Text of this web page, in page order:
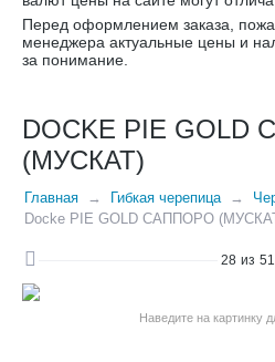
Перед оформлением заказа,
менеджера актуальные цены и
за понимание.
DOCKE PIE
(МУСКАТ)
Главная Гибкая черепица
Docke PIE GOLD САППОРО
28 из 51
Наведите на картинку